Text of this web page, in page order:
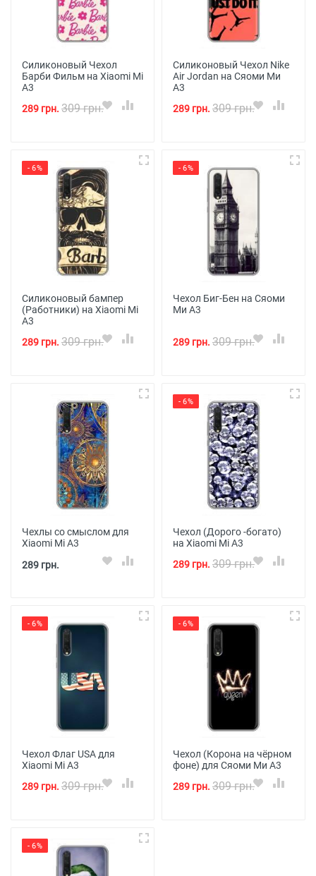
Силиконовый Чехол
Барби Фильм на Xiaomi Mi
A3
289 грн. 309 грн.
Силиконовый Чехол Nike
Air Jordan на Сяоми Ми
А3
289 грн. 309 грн.
- 6%
Силиконовый бампер
(Работники) на Xiaomi Mi
A3
289 грн. 309 грн.
- 6%
Чехол Биг-Бен на Сяоми
Ми А3
289 грн. 309 грн.
Чехлы со смыслом для
Xiaomi Mi A3
289 грн.
- 6%
Чехол (Дорого -богато)
на Xiaomi Mi A3
289 грн. 309 грн.
- 6%
Чехол Флаг USA для
Xiaomi Mi A3
289 грн. 309 грн.
- 6%
Чехол (Корона на чёрном
фоне) для Сяоми Ми А3
289 грн. 309 грн.
- 6%